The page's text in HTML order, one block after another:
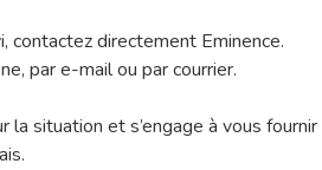
contactez directement Eminence.
par e-mail ou par courrier.
la situation et s’engage à vous fournir